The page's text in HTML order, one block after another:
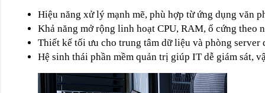
Hiệu năng xử lý mạnh mẽ, phù hợp từ ứng dụng văn
Khả năng mở rộng linh hoạt CPU, RAM, ổ cứng theo
Thiết kế tối ưu cho trung tâm dữ liệu và phòng server
Hệ sinh thái phần mềm quản trị giúp IT dễ giám sát,